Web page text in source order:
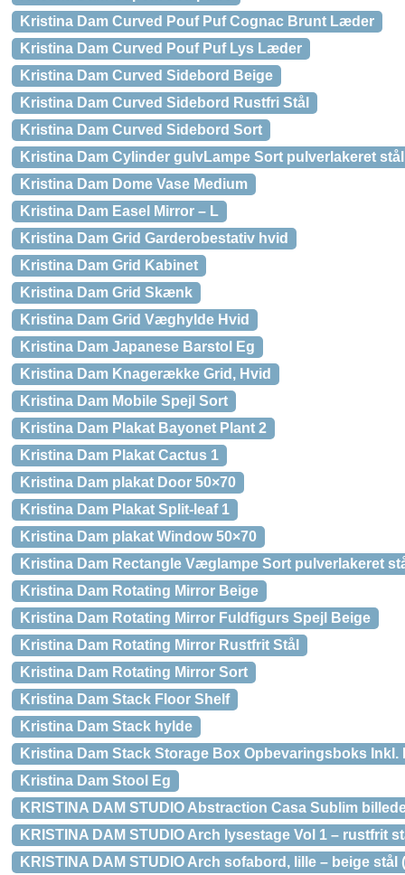
Kristina Dam Curved Pouf Puf Cognac Brunt Læder
Kristina Dam Curved Pouf Puf Lys Læder
Kristina Dam Curved Sidebord Beige
Kristina Dam Curved Sidebord Rustfri Stål
Kristina Dam Curved Sidebord Sort
Kristina Dam Cylinder gulvLampe Sort pulverlakeret
Kristina Dam Dome Vase Medium
Kristina Dam Easel Mirror – L
Kristina Dam Grid Garderobestativ hvid
Kristina Dam Grid Kabinet
Kristina Dam Grid Skænk
Kristina Dam Grid Væghylde Hvid
Kristina Dam Japanese Barstol Eg
Kristina Dam Knagerække Grid, Hvid
Kristina Dam Mobile Spejl Sort
Kristina Dam Plakat Bayonet Plant 2
Kristina Dam Plakat Cactus 1
Kristina Dam plakat Door 50×70
Kristina Dam Plakat Split-leaf 1
Kristina Dam plakat Window 50×70
Kristina Dam Rectangle Væglampe Sort pulverlakeret
Kristina Dam Rotating Mirror Beige
Kristina Dam Rotating Mirror Fuldfigurs Spejl Beige
Kristina Dam Rotating Mirror Rustfrit Stål
Kristina Dam Rotating Mirror Sort
Kristina Dam Stack Floor Shelf
Kristina Dam Stack hylde
Kristina Dam Stack Storage Box Opbevaringsboks Inkl.
Kristina Dam Stool Eg
KRISTINA DAM STUDIO Abstraction Casa Sublim
KRISTINA DAM STUDIO Arch lysestage Vol 1 – rustfrit
KRISTINA DAM STUDIO Arch sofabord, lille – beige stål